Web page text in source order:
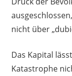
nicht über
Das Kapital
Katastrophe